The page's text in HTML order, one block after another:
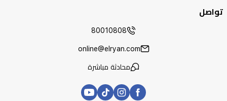
تواصل
80010808
online@elryan.com
محادثة مباشرة